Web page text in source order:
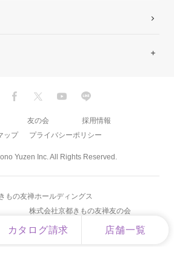
カタログ請求 店舗一覧
Yuzen Inc. All Rights Reserved.
友の会
採用情報
ップ
プライバシーポリシー
もの友禅ホールディングス
株式会社京都きもの友禅友の会